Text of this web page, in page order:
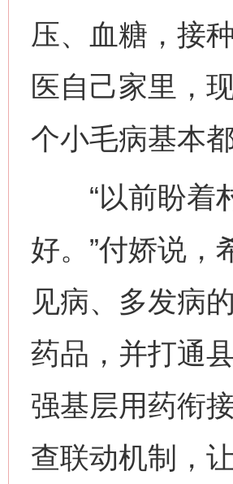
压、血糖，接
医自己家里，
个小毛病基本
“以前盼着村
好。”付娇说，
见病、多发病
药品，并打通
强基层用药衔
查联动机制，